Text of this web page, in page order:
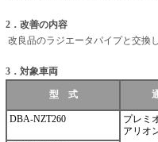
2．改善の内容
改良品のラジエータパイプと交換
3．対象車両
型 式
DBA-NZT260
プレミ
アリオ